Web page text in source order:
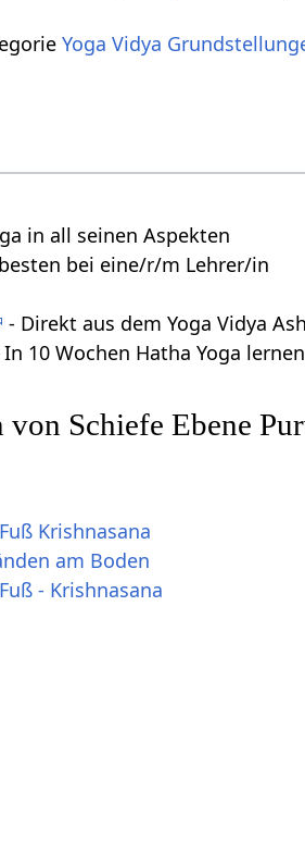
in all seinen Aspekten
bei eine/r/m Lehrer/in
- Direkt aus dem Yoga Vidya
In 10 Wochen Hatha Yoga lernen
Schiefe Ebene
Krishnasana
am Boden
- Krishnasana